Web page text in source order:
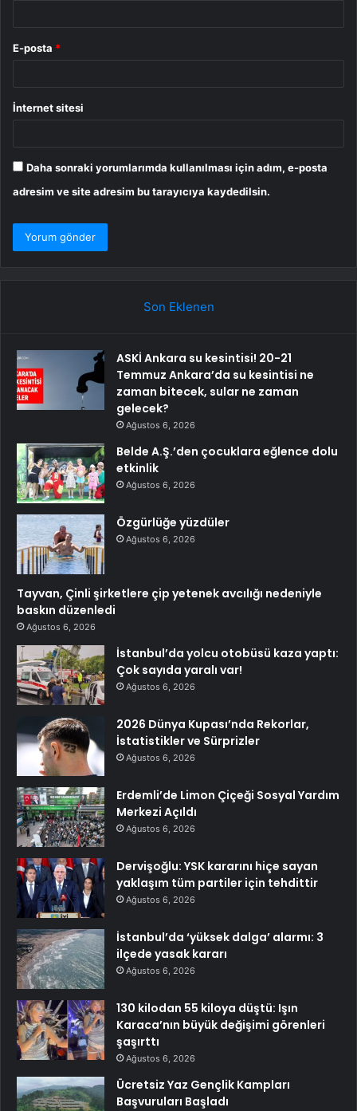
E-posta *
İnternet sitesi
Daha sonraki yorumlarımda kullanılması için adım, e-posta
adresim ve site adresim bu tarayıcıya kaydedilsin.
Son Eklenen
ASKİ Ankara su kesintisi! 20-21
Temmuz Ankara’da su kesintisi ne
zaman bitecek, sular ne zaman
gelecek?
Ağustos 6, 2026
Belde A.Ş.’den çocuklara eğlence dolu
etkinlik
Ağustos 6, 2026
Özgürlüğe yüzdüler
Ağustos 6, 2026
Tayvan, Çinli şirketlere çip yetenek avcılığı nedeniyle
baskın düzenledi
Ağustos 6, 2026
İstanbul’da yolcu otobüsü kaza yaptı:
Çok sayıda yaralı var!
Ağustos 6, 2026
2026 Dünya Kupası’nda Rekorlar,
İstatistikler ve Sürprizler
Ağustos 6, 2026
Erdemli’de Limon Çiçeği Sosyal Yardım
Merkezi Açıldı
Ağustos 6, 2026
Dervişoğlu: YSK kararını hiçe sayan
yaklaşım tüm partiler için tehdittir
Ağustos 6, 2026
İstanbul’da ‘yüksek dalga’ alarmı: 3
ilçede yasak kararı
Ağustos 6, 2026
130 kilodan 55 kiloya düştü: Işın
Karaca’nın büyük değişimi görenleri
şaşırttı
Ağustos 6, 2026
Ücretsiz Yaz Gençlik Kampları
Başvuruları Başladı